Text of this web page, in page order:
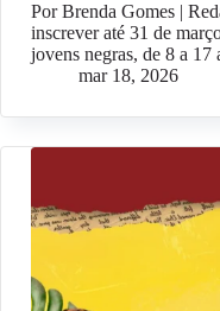
Por Brenda Gomes |
inscrever até 31 de
jovens negras, de 8 a
mar 18, 2026